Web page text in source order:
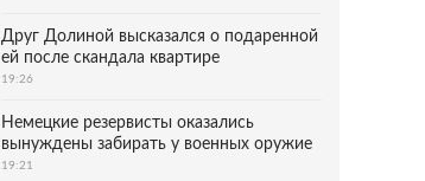
Друг Долиной высказался о подаренной
ей после скандала квартире
19:26
Немецкие резервисты оказались
вынуждены забирать у военных оружие
19:21